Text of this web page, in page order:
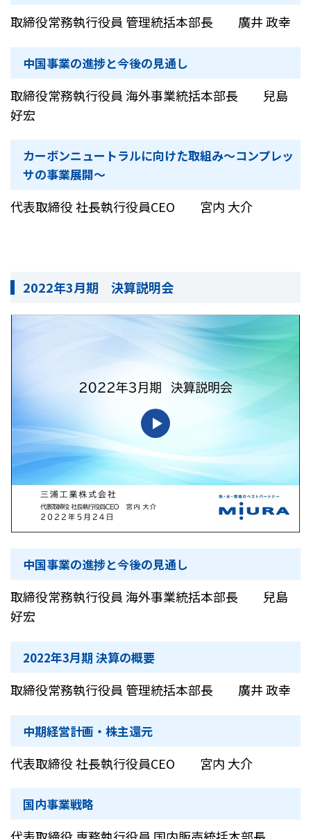
取締役常務執行役員 管理統括本部長 廣井 政幸
中国事業の進捗と今後の見通し
取締役常務執行役員 海外事業統括本部長 兒島
好宏
カーボンニュートラルに向けた取組み〜コンプレッ
サの事業展開〜
代表取締役 社長執行役員CEO 宮内 大介
2022年3月期 決算説明会
中国事業の進捗と今後の見通し
取締役常務執行役員 海外事業統括本部長 兒島
好宏
2022年3月期 決算の概要
取締役常務執行役員 管理統括本部長 廣井 政幸
中期経営計画・株主還元
代表取締役 社長執行役員CEO 宮内 大介
国内事業戦略